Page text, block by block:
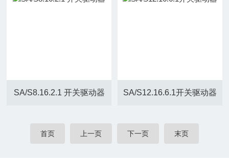
SA/S8.16.2.1 开关驱动器 SA/S12.16.6.1开关驱动器
首页 上一页 下一页 末页